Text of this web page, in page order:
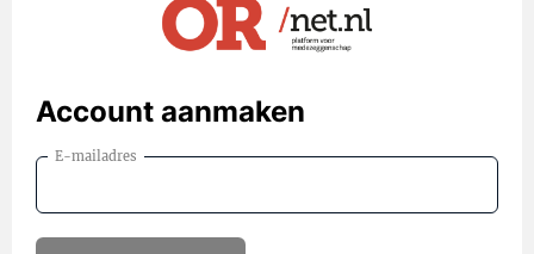
Account aanmaken
E-mailadres